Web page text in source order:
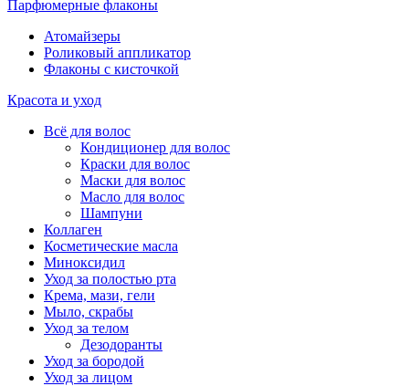
Парфюмерные флаконы
Атомайзеры
Роликовый аппликатор
Флаконы с кисточкой
Красота и уход
Всё для волос
Кондиционер для волос
Краски для волос
Маски для волос
Масло для волос
Шампуни
Коллаген
Косметические масла
Миноксидил
Уход за полостью рта
Крема, мази, гели
Мыло, скрабы
Уход за телом
Дезодоранты
Уход за бородой
Уход за лицом